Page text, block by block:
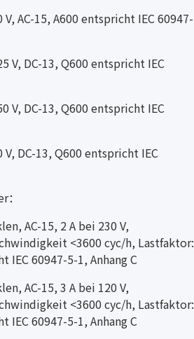
V, AC-15, A600 entspricht IEC 60947-
V, DC-13, Q600 entspricht IEC
V, DC-13, Q600 entspricht IEC
V, DC-13, Q600 entspricht IEC
AC-15, 2 A bei 230 V,
<3600 cyc/h, Lastfaktor:
IEC 60947-5-1, Anhang C
AC-15, 3 A bei 120 V,
<3600 cyc/h, Lastfaktor:
IEC 60947-5-1, Anhang C